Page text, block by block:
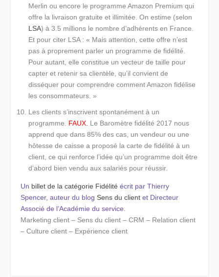
Merlin ou encore le programme Amazon Premium qui
offre la livraison gratuite et illimitée. On estime (selon
LSA) à 3.5 millions le nombre d’adhérents en France.
Et pour citer LSA :« Mais attention, cette offre n’est
pas à proprement parler un programme de fidélité.
Pour autant, elle constitue un vecteur de taille pour
capter et retenir sa clientèle, qu’il convient de
disséquer pour comprendre comment Amazon fidélise
les consommateurs. »
Les clients s’inscrivent spontanément à un
programme.
FAUX. Le Baromètre fidélité 2017 nous
apprend que dans 85% des cas, un vendeur ou une
hôtesse de caisse a proposé la carte de fidélité à un
client, ce qui renforce l’idée qu’un programme doit être
d’abord bien vendu aux salariés pour réussir.
Un billet de la catégorie Fidélité écrit par Thierry
Spencer, auteur du blog Sens du client et Directeur
Associé de l’Académie du service.
Marketing client – Sens du client – CRM – Relation client
– Culture client – Expérience client